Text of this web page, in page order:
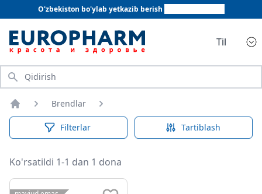
O'zbekiston bo'ylab yetkazib berish
Til
Qidirish
Bosh sahifa
Brendlar
Filterlar Tartiblash
Ko'rsatildi 1-1 dan 1 dona